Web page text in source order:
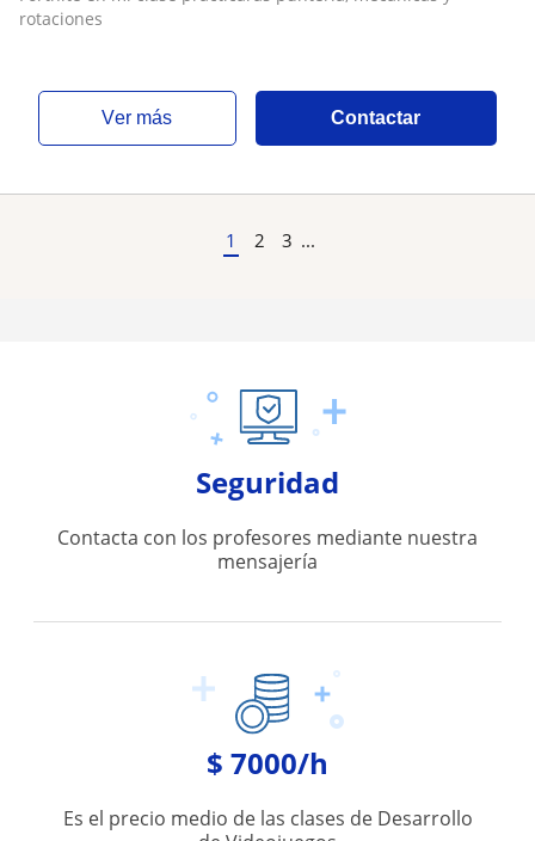
rotaciones
ver más Contactar
1 2 3 ...
Seguridad
Contacta con los profesores mediante nuestra
mensajería
$ 7000/h
Es el precio medio de las clases de Desarrollo